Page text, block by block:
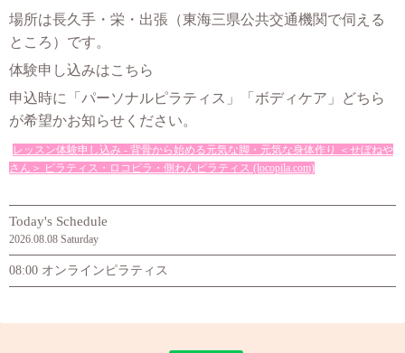
場所は長久手・栄・出張（東海三県公共交通機関で伺える
ところ ）です。
体験申し込みはこちら
申込時に「パーソナルピラティス」「ボディケア」どちら
が希望かお知らせください。
レッスン体験申し込み - 背骨から始める元気な脚・元気な身体作り ＜せぼねや
さん＞ ピラティス・ロコピラ・側わんピラティス (locopila.com)
Today's Schedule
2026.08.08 Saturday
08:00 オンラインピラティス